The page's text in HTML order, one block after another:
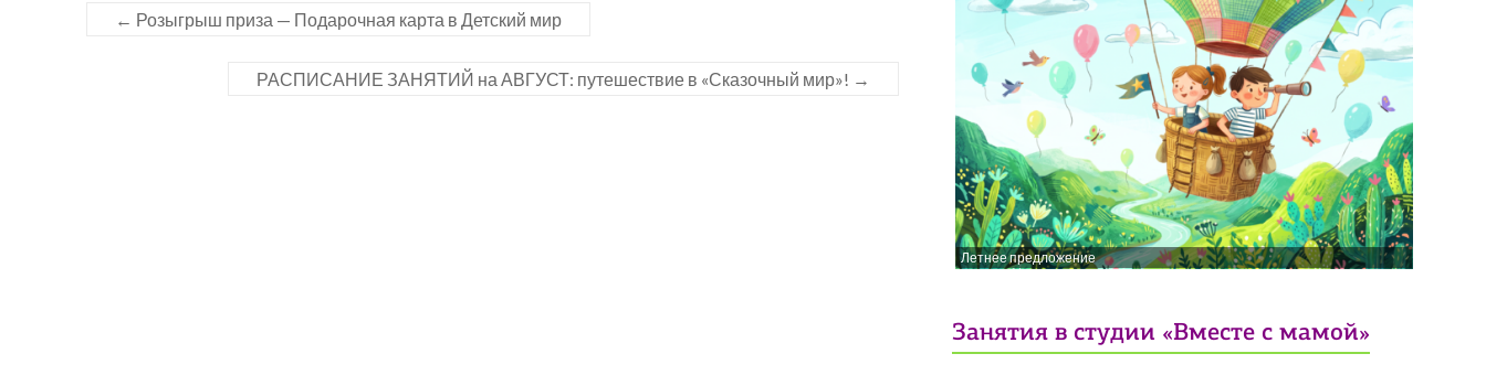
← Розыгрыш приза — Подарочная карта в Детский мир
РАСПИСАНИЕ ЗАНЯТИЙ на АВГУСТ: путешествие в «Сказочный мир»! →
Летнее предложение
Занятия в студии «Вместе с мамой»